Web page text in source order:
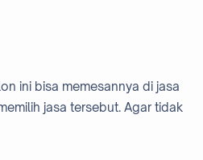
ini bisa memesannya di jasa
jasa tersebut. Agar tidak